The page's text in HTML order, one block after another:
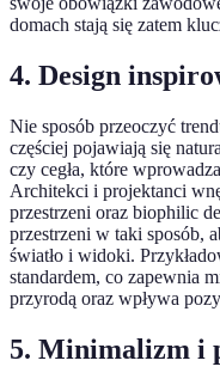
domach stają się zatem
4. Design
Nie sposób przeoczyć
częściej pojawiają się
czy cegła, które
Architekci i projektanci
przestrzeni oraz biophilic
przestrzeni w taki sposób,
światło i widoki.
standardem, co zapewnia
przyrodą oraz wpływa
5. Minimalizm i